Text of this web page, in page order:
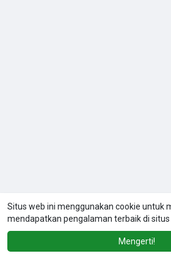
Situs web ini menggunakan cookie untuk
mendapatkan pengalaman terbaik di situs
Mengerti!